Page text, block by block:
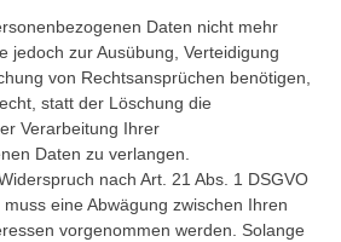
Daten nicht mehr
jedoch zur Ausübung, Verteidigung
von Rechtsansprüchen benötigen,
statt der Löschung die
Verarbeitung Ihrer
Daten zu verlangen.
nach Art. 21 Abs. 1 DSGVO
eine Abwägung zwischen Ihren
vorgenommen werden. Solange